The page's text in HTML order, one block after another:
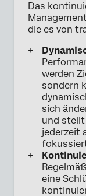
Das
die es von
werden
sondern
sich
und stellt
jederzeit
eine